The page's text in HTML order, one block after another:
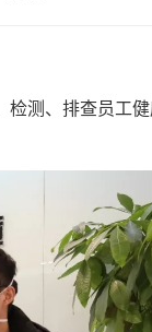
测、排查员工